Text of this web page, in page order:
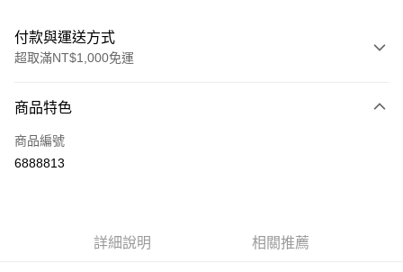
付款與運送方式
超取滿NT$1,000免運
信用卡一次付款
超商取貨付款
商品特色
商品編號
6888813
詳細說明 相關推薦